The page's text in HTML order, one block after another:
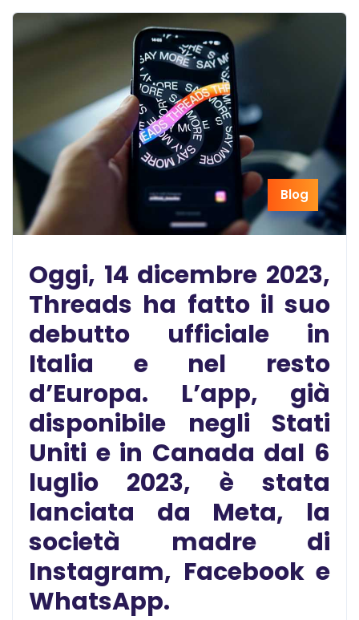
Blog
Oggi, 14 dicembre 2023,
Threads ha fatto il suo
debutto ufficiale in
Italia e nel resto
d’Europa. L’app, già
disponibile negli Stati
Uniti e in Canada dal 6
luglio 2023, è stata
lanciata da Meta, la
società madre di
Instagram, Facebook e
WhatsApp.